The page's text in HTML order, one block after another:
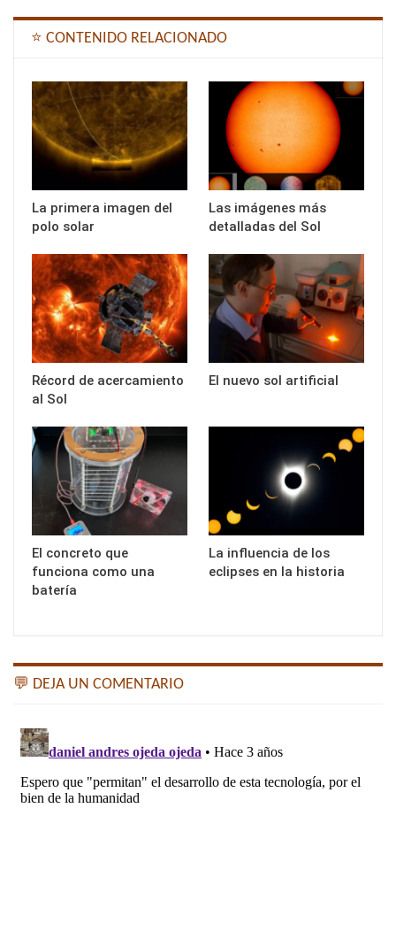
⭐ CONTENIDO RELACIONADO
La primera imagen del
polo solar
Las imágenes más
detalladas del Sol
Récord de acercamiento
al Sol
El nuevo sol artificial
El concreto que
funciona como una
batería
La influencia de los
eclipses en la historia
💬 DEJA UN COMENTARIO